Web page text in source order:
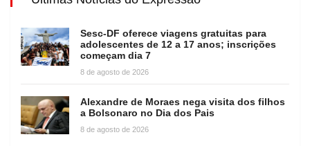
Sesc-DF oferece viagens gratuitas para
adolescentes de 12 a 17 anos; inscrições
começam dia 7
8 de agosto de 2026
Alexandre de Moraes nega visita dos filhos
a Bolsonaro no Dia dos Pais
8 de agosto de 2026